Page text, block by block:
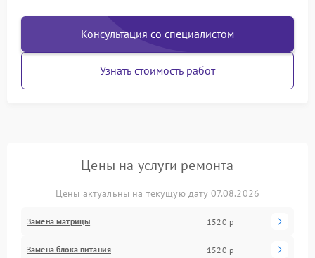
Консультация со специалистом
Узнать стоимость работ
Цены на услуги ремонта
Цены актуальны на текущую дату 07.08.2026
Замена матрицы 1520 р
Замена блока питания 1520 р